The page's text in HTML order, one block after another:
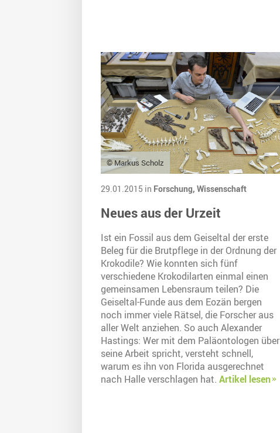
© Markus Scholz
29.01.2015 in Forschung, Wissenschaft
Neues aus der Urzeit
Ist ein Fossil aus dem Geiseltal der erste
Beleg für die Brutpflege in der Ordnung der
Krokodile? Wie konnten sich fünf
verschiedene Krokodilarten einmal einen
gemeinsamen Lebensraum teilen? Die
Geiseltal-Funde aus dem Eozän bergen
noch immer viele Rätsel, die Forscher aus
aller Welt anziehen. So auch Alexander
Hastings: Wer mit dem Paläontologen über
seine Arbeit spricht, versteht schnell,
warum es ihn von Florida ausgerechnet
nach Halle verschlagen hat. Artikel lesen